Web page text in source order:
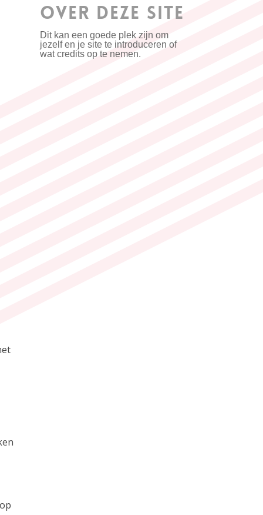
OVER DEZE SITE
Dit kan een goede plek zijn om
jezelf en je site te introduceren of
wat credits op te nemen.